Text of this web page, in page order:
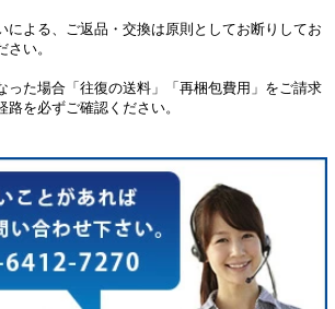
よる、ご返品・交換は原則としてお断りしてお
い。
た場合「往復の送料」「再梱包費用」をご請求
を必ずご確認ください。